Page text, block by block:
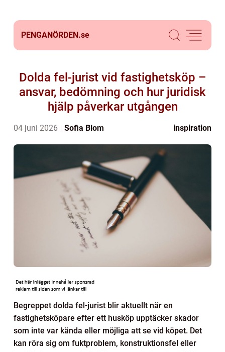
PENGANÖRDEN.se
Dolda fel-jurist vid fastighetsköp –
ansvar, bedömning och hur juridisk
hjälp påverkar utgången
04 juni 2026 Sofia Blom inspiration
Begreppet dolda fel-jurist blir aktuellt när en
fastighetsköpare efter ett husköp upptäcker skador
som inte var kända eller möjliga att se vid köpet. Det
kan röra sig om fuktproblem, konstruktionsfel eller